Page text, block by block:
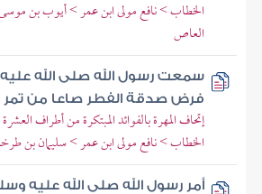
الخطاب > نافع مولى ابن عمر > أيوب بن
العاص
سمعت رسول الله صلى الله
فرض صدقة الفطر صاعا من تمر
إتحاف المهرة بالفوائد المبتكرة من أطراف
الخطاب > نافع مولى ابن عمر > سليمان بن
أمر رسول الله صلى الله عليه